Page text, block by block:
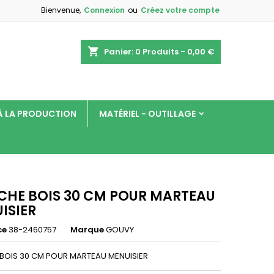
Bienvenue, Connexion ou Créez votre compte
shopping_cart Panier: 0 Produits - 0,00 €
LA PRODUCTION MATÉRIEL - OUTILLAGE
BOIS 30 CM POUR MARTEAU
38-2460757 MarqueGOUVY
30 CM POUR MARTEAU MENUISIER